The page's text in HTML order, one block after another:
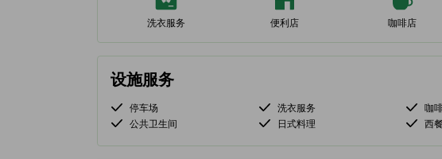
洗衣服务 便利店 咖啡店
设施服务
停车场 洗衣服务 咖
公共卫生间
日式料理 西餐